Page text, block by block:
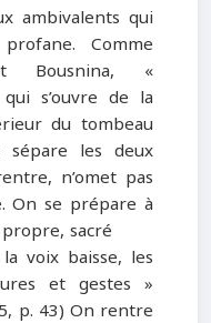
ambivalents qui
Comme
Bousnina, «
s’ouvre de la
du tombeau
les deux
n’omet pas
On se prépare à
sacré
voix baisse, les
et gestes »
p. 43) On rentre